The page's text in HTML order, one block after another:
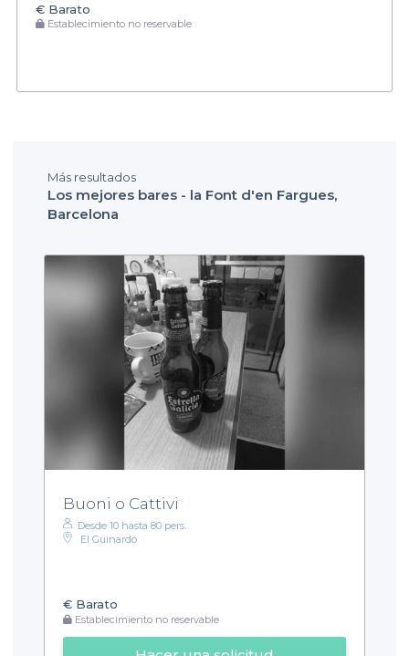
€ Barato
Establecimiento no reservable
Más resultados
Los mejores bares - la Font d'en Fargues,
Barcelona
Buoni o Cattivi
Desde 10 hasta 80 pers.
El Guinardó
€ Barato
Establecimiento no reservable